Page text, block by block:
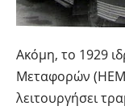
Ακόμη, το 1929
Μεταφορών
λειτουργήσει